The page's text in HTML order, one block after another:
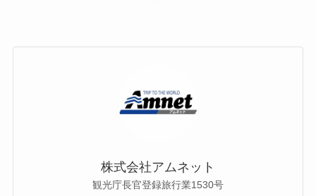
株式会社アムネット
観光庁長官登録旅行業1530号